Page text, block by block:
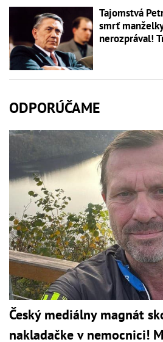
Tajomstvá
smrť
nerozprával!
ODPORÚČAME
Český mediálny magnát
nakladačke v nemocnici!